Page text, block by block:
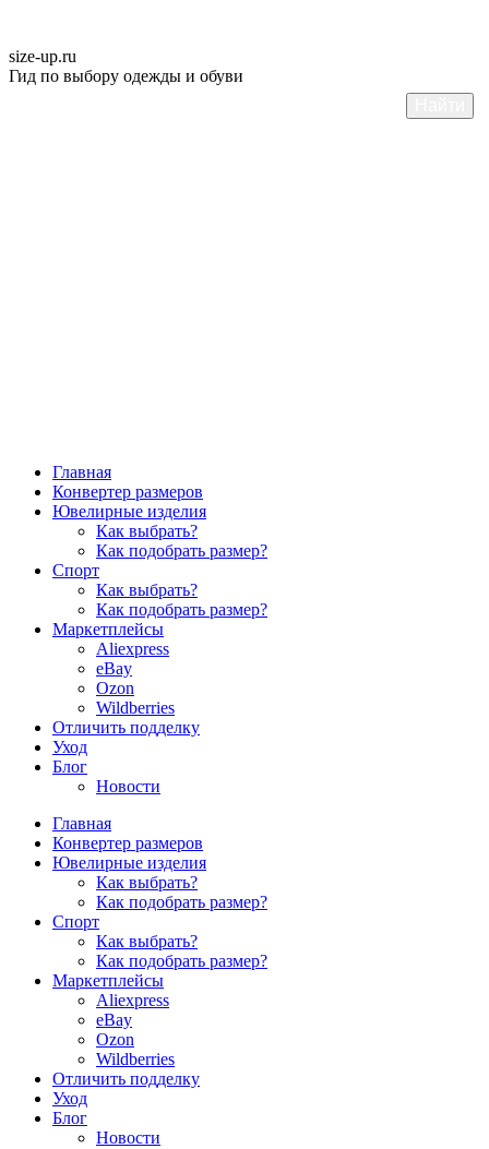
size-up.ru
Гид по выбору одежды и обуви
Главная
Конвертер размеров
Ювелирные изделия
Как выбрать?
Как подобрать размер?
Спорт
Как выбрать?
Как подобрать размер?
Маркетплейсы
Aliexpress
eBay
Ozon
Wildberries
Отличить подделку
Уход
Блог
Новости
Главная
Конвертер размеров
Ювелирные изделия
Как выбрать?
Как подобрать размер?
Спорт
Как выбрать?
Как подобрать размер?
Маркетплейсы
Aliexpress
eBay
Ozon
Wildberries
Отличить подделку
Уход
Блог
Новости